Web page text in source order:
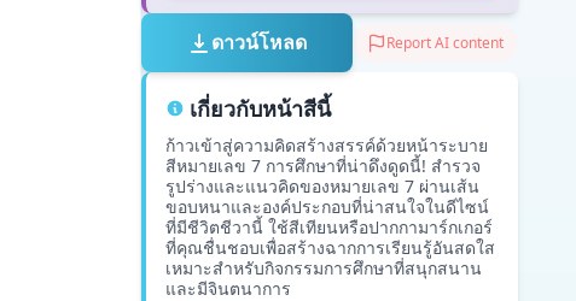
ดาวน์โหลด Report AI content
เกี่ยวกับหน้าสีนี้
ก้าวเข้าสู่ความคิดสร้างสรรค์ด้วยหน้าระบาย
สีหมายเลข 7 การศึกษาที่น่าดึงดูดนี้! สำรวจ
รูปร่างและแนวคิดของหมายเลข 7 ผ่านเส้น
ขอบหนาและองค์ประกอบที่น่าสนใจในดีไซน์
ที่มีชีวิตชีวานี้ ใช้สีเทียนหรือปากกามาร์กเกอร์
ที่คุณชื่นชอบเพื่อสร้างฉากการเรียนรู้อันสดใส
เหมาะสำหรับกิจกรรมการศึกษาที่สนุกสนาน
และมีจินตนาการ